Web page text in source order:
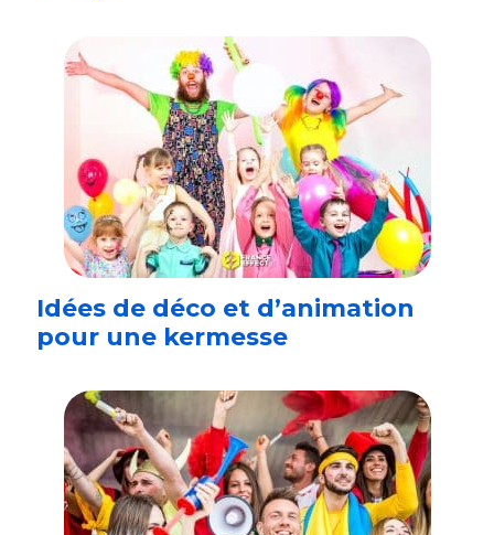
Idées de déco et d’animation
pour une kermesse